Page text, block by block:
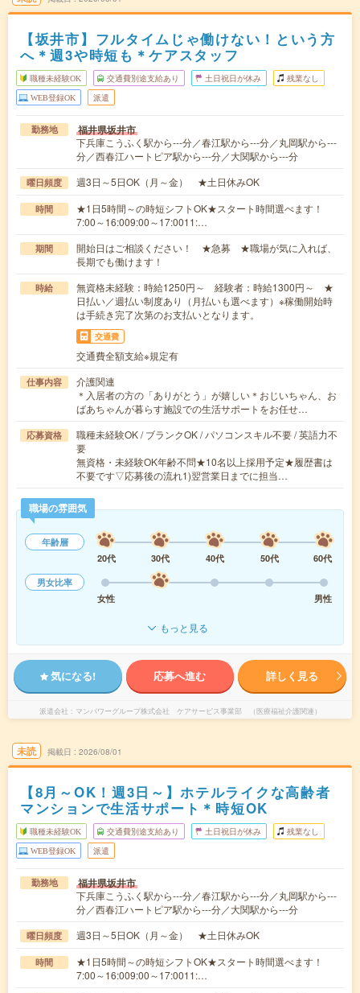
【坂井市】フルタイムじゃ働けない！という方
へ＊週3や時短も＊ケアスタッフ
職種未経験OK 交通費別途支給あり 土日祝日が休み 残業なし
WEB登録OK 派遣
勤務地 福井県坂井市
下兵庫こうふく駅から---分／春江駅から---分／丸岡駅から---
分／西春江ハートピア駅から---分／大関駅から---分
曜日頻度 週3日～5日OK（月～金） ★土日休みOK
時間
★1日5時間～の時短シフトOK★スタート時間選べます！
7:00～16:009:00～17:0011:…
期間
開始日はご相談ください！ ★急募 ★職場が気に入れば、
長期でも働けます！
時給
無資格未経験：時給1250円～ 経験者：時給1300円～ ★
日払い／週払い制度あり（月払いも選べます）※稼働開始時
は手続き完了次第のお支払いとなります。
交通費
交通費全額支給※規定有
仕事内容
介護関連
＊入居者の方の「ありがとう」が嬉しい＊おじいちゃん、お
ばあちゃんが暮らす施設での生活サポートをお任せ…
応募資格
職種未経験OK / ブランクOK / パソコンスキル不要 / 英語力不
要
無資格・未経験OK年齢不問★10名以上採用予定★履歴書は
不要です▽応募後の流れ1)翌営業日までに担当…
職場の雰囲気
年齢層
20代
30代 40代 50代
60代
男女比率
女性
男性
もっと見る
気になる! 応募へ進む 詳しく見る
派遣会社 マンパワーグループ株式会社 ケアサービス事業部 （医療福祉介護関連）
未読 掲載日 2026/08/01
【8月～OK！週3日～】ホテルライクな高齢者
マンションで生活サポート＊時短OK
職種未経験OK 交通費別途支給あり 土日祝日が休み 残業なし
WEB登録OK 派遣
勤務地 福井県坂井市
下兵庫こうふく駅から---分／春江駅から---分／丸岡駅から---
分／西春江ハートピア駅から---分／大関駅から---分
曜日頻度 週3日～5日OK（月～金） ★土日休みOK
時間
★1日5時間～の時短シフトOK★スタート時間選べます！
7:00～16:009:00～17:0011:…